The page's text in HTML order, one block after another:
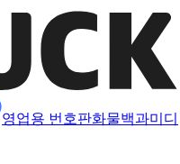
영업용 번호판화물백과미디